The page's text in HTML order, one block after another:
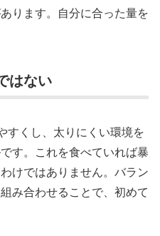
ります。自分に合った量を
はない
すくし、太りにくい環境を
す。これを食べていれば暴
けではありません。バラン
み合わせることで、初めて